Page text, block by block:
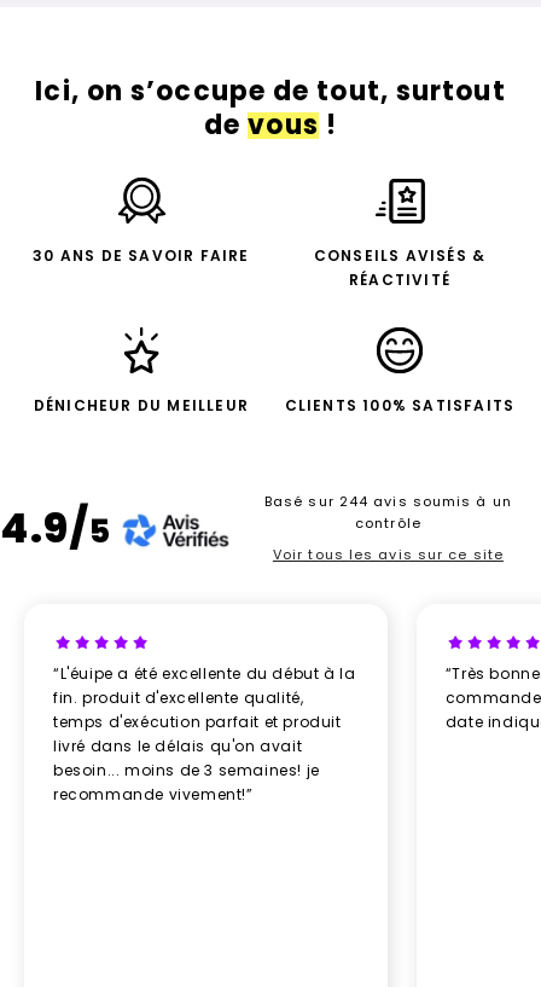
Ici, on s’occupe de tout, surtout
devous!
30 ANS DE SAVOIR FAIRE
CONSEILS AVISÉS &
RÉACTIVITÉ
DÉNICHEUR DU MEILLEUR CLIENTS 100% SATISFAITS
4.9/5
Basé sur 244 avis soumis à un
contrôle
Voir tous les avis sur ce site
“L'éuipe a été excellente du début à la
fin. produit d'excellente qualité,
temps d'exécution parfait et produit
livré dans le délais qu'on avait
besoin... moins de 3 semaines! je
recommande vivement!”
“Très
date